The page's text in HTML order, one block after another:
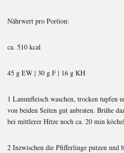
Nährwert pro Portion:
ca. 510 kcal
45 g EW | 30 g F | 16 g KH
1 Lammfleisch waschen, trocken tupfen
von beiden Seiten gut anbraten. Brühe
bei mittlerer Hitze noch ca. 20 min
2 Inzwischen die Pfifferlinge putzen und